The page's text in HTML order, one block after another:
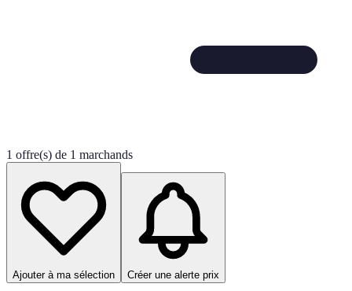
1 offre(s) de 1 marchands
Ajouter à ma sélection Créer une alerte prix